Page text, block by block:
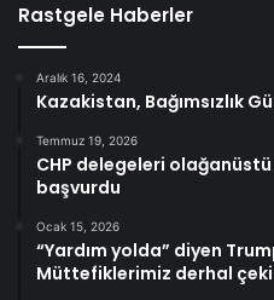
Rastgele Haberler
Aralık 16, 2024
Kazakistan, Bağımsızlık
Temmuz 19, 2026
CHP delegeleri
başvurdu
Ocak 15, 2026
“Yardım yolda” diyen
Müttefiklerimiz derhal